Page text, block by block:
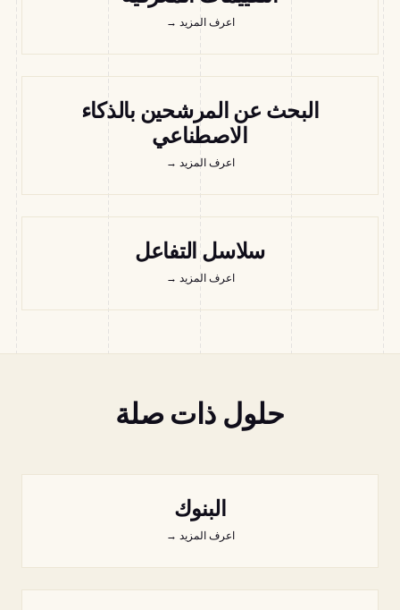
اعرف المزيد →
البحث عن المرشحين بالذكاء
الاصطناعي
اعرف المزيد →
سلاسل التفاعل
اعرف المزيد →
حلول ذات صلة
البنوك
اعرف المزيد →